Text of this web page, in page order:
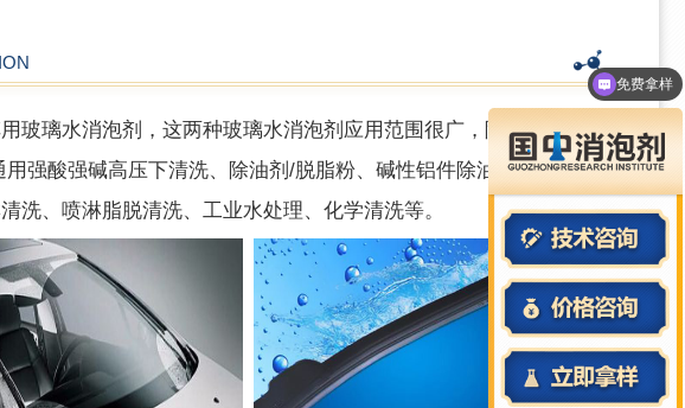
璃水消泡剂，这两种玻璃水消泡剂应用范围很广，除了应对玻
强酸强碱高压下清洗、除油剂/脱脂粉、碱性铝件除油粉、普通
洗、喷淋脂脱清洗、工业水处理、化学清洗等。
产品资料